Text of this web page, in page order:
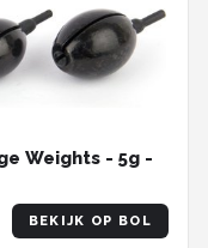
Weights - 5g -
BEKIJK OP BOL